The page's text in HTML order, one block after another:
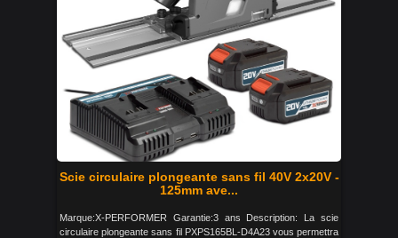
Scie circulaire plongeante sans fil 40V 2x20V -
125mm ave...
Marque:X-PERFORMER Garantie:3 ans Description: La scie
circulaire plongeante sans fil PXPS165BL-D4A23 vous permettra